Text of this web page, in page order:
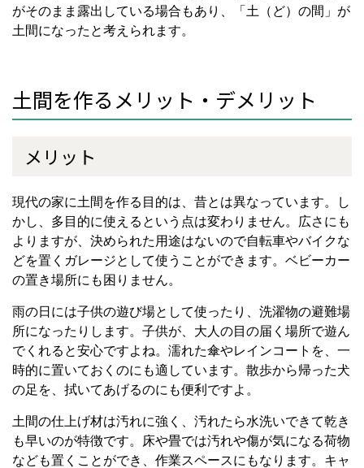
がそのまま露出している場合もあり、「土（ど）の間」が
土間になったと考えられます。
土間を作るメリット・デメリット
メリット
現代の家に土間を作る目的は、昔とは異なっています。し
かし、多目的に使えるという点は変わりません。広さにも
よりますが、決められた用途はないので自転車やバイクな
どを置くガレージとして使うことができます。ベビーカー
の置き場所にも困りません。
雨の日には子供の遊び場として使ったり、洗濯物の避難場
所になったりします。子供が、大人の目の届く場所で遊ん
でくれると安心ですよね。濡れた傘やレインコートを、一
時的に置いておくのにも適しています。散歩から帰った犬
の足を、拭いてあげるのにも便利ですよ。
土間の仕上げ材は汚れに強く、汚れたら水洗いできて乾き
も早いのが特徴です。床や畳では汚れや傷が気になる荷物
なども置くことができ、作業スペースにもなります。キャ